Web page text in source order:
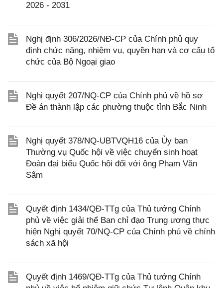
2026 - 2031
Nghị định 306/2026/NĐ-CP của Chính phủ quy
định chức năng, nhiệm vụ, quyền hạn và cơ cấu tổ
chức của Bộ Ngoại giao
Nghị quyết 207/NQ-CP của Chính phủ về hồ sơ
Đề án thành lập các phường thuộc tỉnh Bắc Ninh
Nghị quyết 378/NQ-UBTVQH16 của Ủy ban
Thường vụ Quốc hội về việc chuyển sinh hoạt
Đoàn đại biểu Quốc hội đối với ông Phạm Văn
Sâm
Quyết định 1434/QĐ-TTg của Thủ tướng Chính
phủ về việc giải thể Ban chỉ đạo Trung ương thực
hiện Nghị quyết 70/NQ-CP của Chính phủ về chính
sách xã hội
Quyết định 1469/QĐ-TTg của Thủ tướng Chính